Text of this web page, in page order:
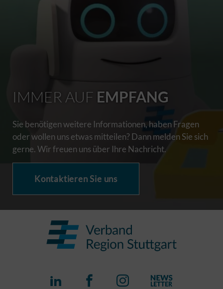
IMMER AUF EMPFANG
Sie benötigen weitere Informationen, haben Fragen
oder wollen uns etwas mitteilen? Dann melden Sie sich
gerne. Wir freuen uns über Ihre Nachricht.
Kontaktieren Sie uns